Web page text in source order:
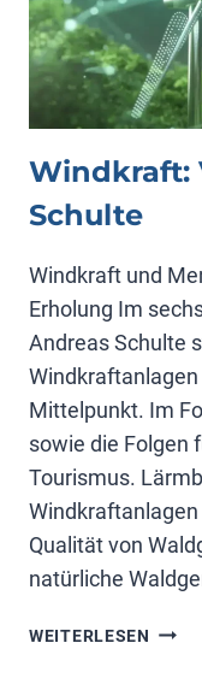
Windkraft:
Schulte
Windkraft und
Erholung Im
Andreas Schulte
Mittelpunkt. Im
sowie die Folgen
Tourismus.
Qualität von
natürliche
WEITERLESEN